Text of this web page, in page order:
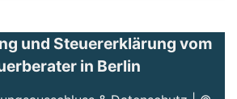
und Steuererklärung vom
in Berlin